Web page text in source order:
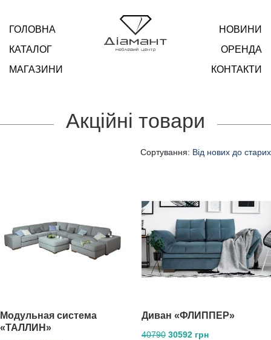
ГОЛОВНА
КАТАЛОГ
МАГАЗИНИ
НОВИНИ
ОРЕНДА
КОНТАКТИ
Акційні товари
Сортування: Від нових до старих
Модульная система
«ТАЛЛИН»
Диван «ФЛИППЕР»
40790 30592 грн